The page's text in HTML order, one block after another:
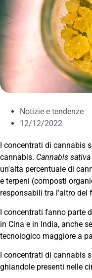
Notizie e tendenze
12/12/2022
I concentrati di cannabis
cannabis. Cannabis sativa
un'alta percentuale di
e terpeni (composti
responsabili tra l'altro del
I concentrati fanno parte
in Cina e in India, anche
tecnologico maggiore a
I concentrati di cannabis
ghiandole presenti nelle